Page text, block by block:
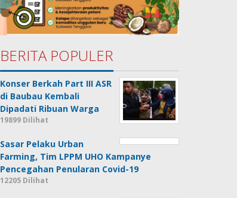
BERITA POPULER
Konser Berkah Part III ASR
di Baubau Kembali
Dipadati Ribuan Warga
19899 Dilihat
Sasar Pelaku Urban
Farming, Tim LPPM UHO Kampanye
Pencegahan Penularan Covid-19
12205 Dilihat